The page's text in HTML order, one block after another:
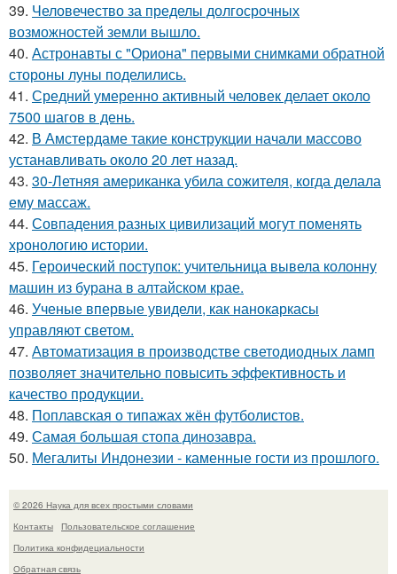
39. Человечество за пределы долгосрочных
возможностей земли вышло.
40. Астронавты с "Ориона" первыми снимками обратной
стороны луны поделились.
41. Средний умеренно активный человек делает около
7500 шагов в день.
42. В Амстердаме такие конструкции начали массово
устанавливать около 20 лет назад.
43. 30-Летняя американка убила сожителя, когда делала
ему массаж.
44. Совпадения разных цивилизаций могут поменять
хронологию истории.
45. Героический поступок: учительница вывела колонну
машин из бурана в алтайском крае.
46. Ученые впервые увидели, как нанокаркасы
управляют светом.
47. Автоматизация в производстве светодиодных ламп
позволяет значительно повысить эффективность и
качество продукции.
48. Поплавская о типажах жён футболистов.
49. Самая большая стопа динозавра.
50. Мегалиты Индонезии - каменные гости из прошлого.
© 2026 Наука для всех простыми словами
Контакты
Пользовательское соглашение
Политика конфидециальности
Обратная связь